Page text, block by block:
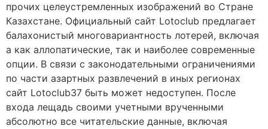
прочих целеустремленных изображений во Стране
Казахстане. Официальный сайт Lotoclub предлагает
балахонистый многовариантность лотерей, включая
а как аллопатические, так и наиболее современные
опции. В связи с законодательными ограничениями
по части азартных развлечений в иных регионах
сайт Lotoclub37 быть может недоступен. После
входа лещадь своими учетными врученными
абсолютно все читательские данные, включая